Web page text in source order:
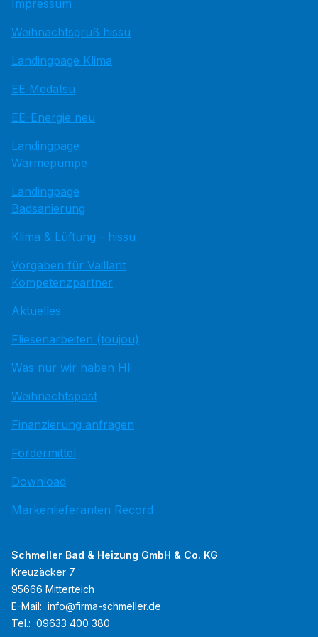
Impressum
Weihnachtsgruß hissu
Landingpage Klima
EE Medatsu
EE-Energie neu
Landingpage
Wärmepumpe
Landingpage
Badsanierung
Klima & Lüftung - hissu
Vorgaben für Vaillant
Kompetenzpartner
Aktuelles
Fliesenarbeiten (toujou)
Was nur wir haben HI
Weihnachtspost
Finanzierung anfragen
Fördermittel
Download
Markenlieferanten Record
Schmeller Bad & Heizung GmbH & Co. KG
Kreuzäcker 7
95666 Mitterteich
E-Mail: info@firma-schmeller.de
Tel.: 09633 400 380